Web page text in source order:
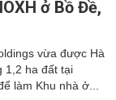
ở Bồ Đề,
vừa được Hà
1,2 ha đất tại
làm Khu nhà ở...